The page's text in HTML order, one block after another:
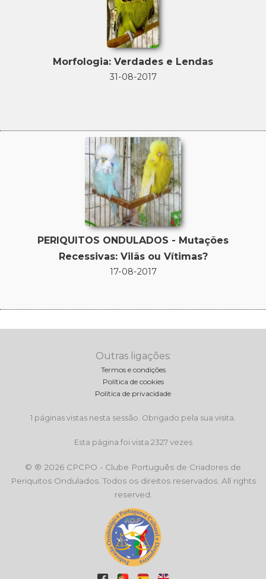
Morfologia: Verdades e Lendas
31-08-2017
PERIQUITOS ONDULADOS - Mutações
Recessivas: Vilãs ou Vítimas?
17-08-2017
Outras ligações:
Termos e condições
Política de cookies
Política de privacidade
1 páginas vistas nesta sessão. Obrigado pela sua visita.
Esta página foi vista 2327 vezes
© ® 2026 CPCPO - Clube Português de Criadores de
Periquitos Ondulados. Todos os direitos reservados. All rights
reserved.